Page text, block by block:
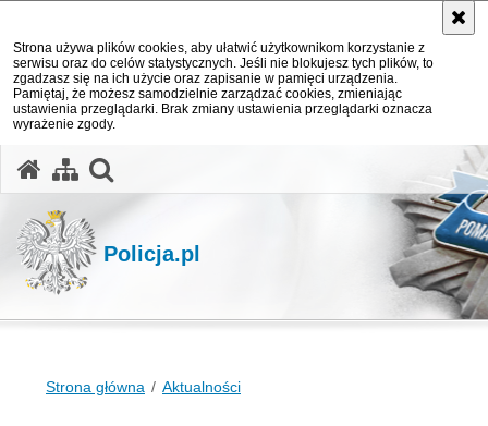
Strona używa plików cookies, aby ułatwić użytkownikom korzystanie z
serwisu oraz do celów statystycznych. Jeśli nie blokujesz tych plików, to
zgadzasz się na ich użycie oraz zapisanie w pamięci urządzenia.
Pamiętaj, że możesz samodzielnie zarządzać cookies, zmieniając
ustawienia przeglądarki. Brak zmiany ustawienia przeglądarki oznacza
wyrażenie zgody.
Policja.pl
Strona główna Aktualności